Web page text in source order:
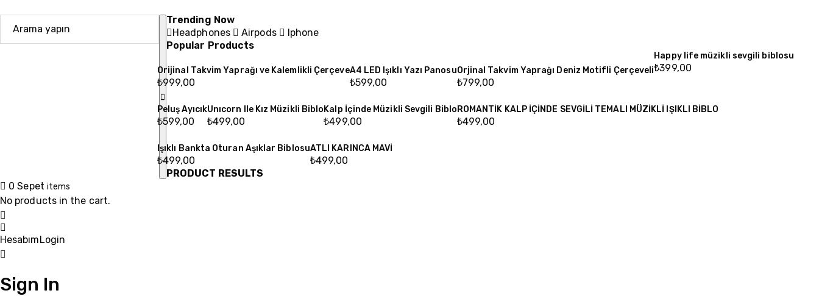
Trending Now
Headphones
Airpods
Iphone
Popular Products
Orijinal Takvim Yaprağı ve Kalemlikli Çerçeve
₺999,00
A4 LED Işıklı Yazı Panosu
₺599,00
Orjinal Takvim Yaprağı Deniz Motifli Çerçeveli
₺799,00
Happy life müzikli sevgili biblosu
₺399,00
Peluş Ayıcık
₺599,00
Unıcorn Ile Kız Müzikli Biblo
₺499,00
Kalp İçinde Müzikli Sevgili Biblo
₺499,00
ROMANTİK KALP İÇİNDE SEVGİLİ TEMALI MÜZİKLİ IŞIKLI BİBLO
₺499,00
Işıklı Bankta Oturan Aşıklar Biblosu
₺499,00
ATLI KARINCA MAVİ
₺499,00
PRODUCT RESULTS
0 Sepet items
No products in the cart.
HesabımLogin
Sign In